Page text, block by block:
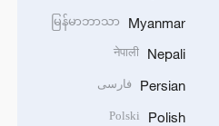
Myanmar
မြန်မာဘာသာ
Nepali
नेपाली
Persian فارسی
Polish
Polski